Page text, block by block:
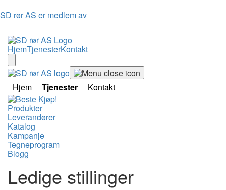
SD rør AS er medlem av
HjemTjenesterKontakt
Hjem Tjenester
Kontakt
Produkter
Leverandører
Katalog
Kampanje
Tegneprogram
Blogg
Ledige stillinger